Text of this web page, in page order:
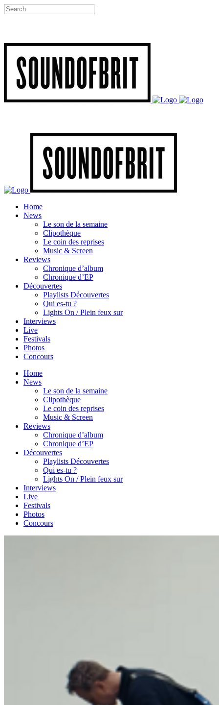
Home
News
Le son de la semaine
Clipothèque
Le coin des reprises
Music & Screen
Reviews
Chronique d’album
Chronique d’EP
Découvertes
Playlists Découvertes
Qui es-tu ?
Lights On / Plein feux sur
Interviews
Live
Festivals
Photos
Concours
Home
News
Le son de la semaine
Clipothèque
Le coin des reprises
Music & Screen
Reviews
Chronique d’album
Chronique d’EP
Découvertes
Playlists Découvertes
Qui es-tu ?
Lights On / Plein feux sur
Interviews
Live
Festivals
Photos
Concours